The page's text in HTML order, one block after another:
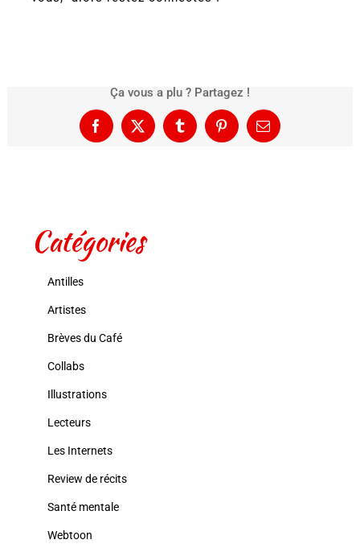
Ça vous a plu ? Partagez !
Facebook
X TumblrPinterestEmail
Catégories
Antilles
Artistes
Brèves du Café
Collabs
Illustrations
Lecteurs
Les Internets
Review de récits
Santé mentale
Webtoon